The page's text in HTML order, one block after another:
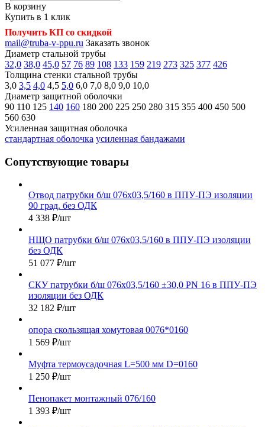
В корзину
Купить в 1 клик
Получить КП со скидкой
mail@truba-v-ppu.ru Заказать звонок
Диаметр стальной трубы
32,0 38,0 45,0 57 76 89 108 133 159 219 273 325 377 426
Толщина стенки стальной трубы
3,0 3,5 4,0 4,5 5,0 6,0 7,0 8,0 9,0 10,0
Диаметр защитной оболочки
90 110 125 140 160 180 200 225 250 280 315 355 400 450 500
560 630
Усиленная защитная оболочка
стандартная оболочка усиленная бандажами
Сопутствующие товары
Отвод патрубки б/ш 076х03,5/160 в ППУ-ПЭ изоляции
90 град. без ОДК
4 338 ₽/шт
НЩО патрубки б/ш 076х03,5/160 в ППУ-ПЭ изоляции
без ОДК
51 077 ₽/шт
СКУ патрубки б/ш 076х03,5/160 ±30,0 PN 16 в ППУ-ПЭ
изоляции без ОДК
32 182 ₽/шт
опора скользящая хомутовая 0076*0160
1 569 ₽/шт
Муфта термоусадочная L=500 мм D=0160
1 250 ₽/шт
Пенопакет монтажный 076/160
1 393 ₽/шт